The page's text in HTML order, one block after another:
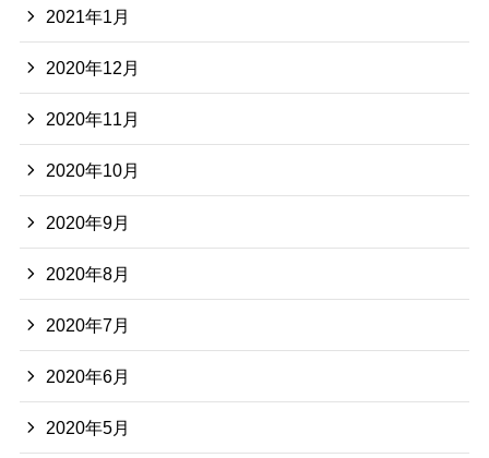
2021年1月
2020年12月
2020年11月
2020年10月
2020年9月
2020年8月
2020年7月
2020年6月
2020年5月